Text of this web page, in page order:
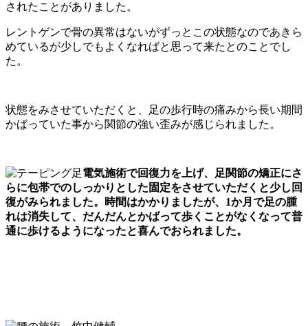
されたことがありました。
レントゲンで骨の異常はないがずっとこの状態なのであきら
めているが少しでもよくなればと思って来たとのことでし
た。
状態をみさせていただくと、足の歩行時の痛みから長い期間
かばっていた事から関節の強い歪みが感じられました。
電気施術で回復力を上げ、足関節の矯正にさ
らに包帯でのしっかりとした固定をさせていただくと少し回
復がみられました。時間はかかりましたが、1か月で足の腫
れは消失して、だんだんとかばって歩くことがなくなって普
通に歩けるようになったと喜んでおられました。